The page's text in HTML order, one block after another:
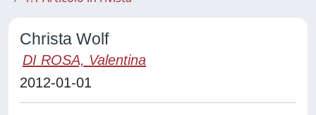
Christa Wolf
DI ROSA, Valentina
2012-01-01